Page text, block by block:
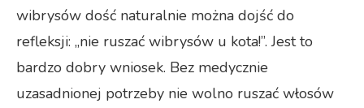
wibrysów dość naturalnie można dojść do
refleksji: „nie ruszać wibrysów u kota!”. Jest to
bardzo dobry wniosek. Bez medycznie
uzasadnionej potrzeby nie wolno ruszać włosów